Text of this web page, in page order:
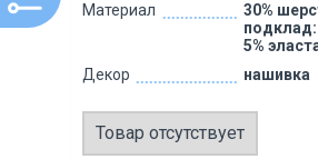
Материал
30%
подклад:
5%
Декор
нашивка
Товар отсутствует